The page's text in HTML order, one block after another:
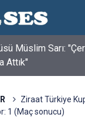
Müslim Sarı:
Attık"
Ziraat Türkiye
1 (Maç sonucu)